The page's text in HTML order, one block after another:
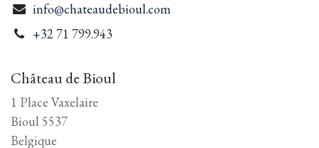
info@chateaudebioul.com
+32 71 799.943
Château de Bioul
1 Place Vaxelaire
Bioul 5537
Belgique